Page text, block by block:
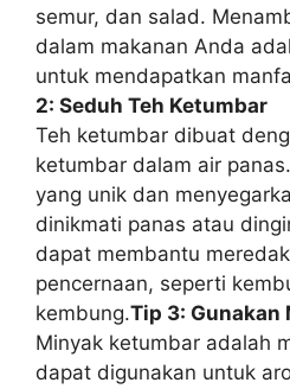
semur, dan salad.
dalam makanan Anda
untuk mendapatkan
2: Seduh Teh Ketumbar
Teh ketumbar dibuat
ketumbar dalam air
yang unik dan
dinikmati panas atau
dapat membantu
pencernaan, seperti
kembung.Tip 3: Gunakan
Minyak ketumbar adalah
dapat digunakan untuk